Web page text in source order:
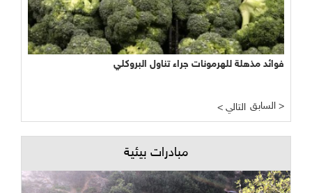
فوائد مذهلة للهرمونات جراء تناول البروكلي
< التالي السابق >
مبادرات بيئية